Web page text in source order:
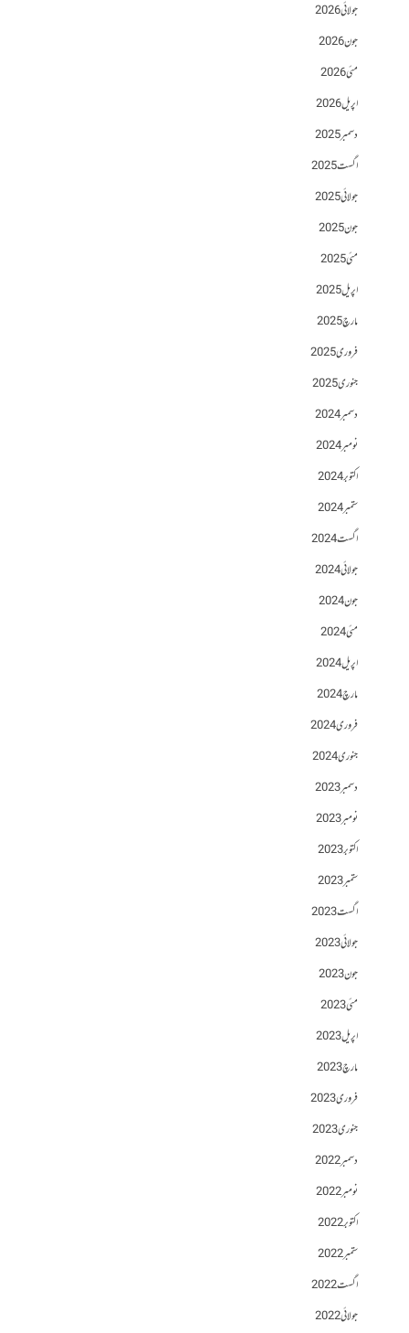
جولائی 2026
جون 2026
مئی 2026
اپریل 2026
دسمبر 2025
اگست 2025
جولائی 2025
جون 2025
مئی 2025
اپریل 2025
مارچ 2025
فروری 2025
جنوری 2025
دسمبر 2024
نومبر 2024
اکتوبر 2024
ستمبر 2024
اگست 2024
جولائی 2024
جون 2024
مئی 2024
اپریل 2024
مارچ 2024
فروری 2024
جنوری 2024
دسمبر 2023
نومبر 2023
اکتوبر 2023
ستمبر 2023
اگست 2023
جولائی 2023
جون 2023
مئی 2023
اپریل 2023
مارچ 2023
فروری 2023
جنوری 2023
دسمبر 2022
نومبر 2022
اکتوبر 2022
ستمبر 2022
اگست 2022
جولائی 2022